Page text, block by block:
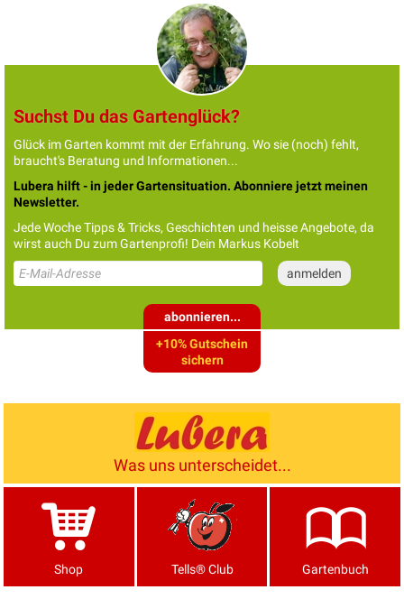
Suchst Du das Gartenglück?
Glück im Garten kommt mit der Erfahrung. Wo sie (noch) fehlt,
braucht's Beratung und Informationen...
Lubera hilft - in jeder Gartensituation. Abonniere jetzt meinen
Newsletter.
Jede Woche Tipps & Tricks, Geschichten und heisse Angebote, da
wirst auch Du zum Gartenprofi! Dein Markus Kobelt
abonnieren...
+10% Gutschein
sichern
Was uns unterscheidet...
Shop Tells® Club Gartenbuch